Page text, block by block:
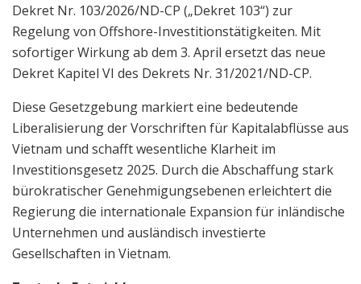
Dekret Nr. 103/2026/ND-CP („Dekret 103“) zur
Regelung von Offshore-Investitionstätigkeiten. Mit
sofortiger Wirkung ab dem 3. April ersetzt das neue
Dekret Kapitel VI des Dekrets Nr. 31/2021/ND-CP.
Diese Gesetzgebung markiert eine bedeutende
Liberalisierung der Vorschriften für Kapitalabflüsse aus
Vietnam und schafft wesentliche Klarheit im
Investitionsgesetz 2025. Durch die Abschaffung stark
bürokratischer Genehmigungsebenen erleichtert die
Regierung die internationale Expansion für inländische
Unternehmen und ausländisch investierte
Gesellschaften in Vietnam.